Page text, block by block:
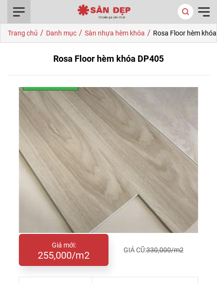
Trang chủ / Danh mục / Sàn nhựa hèm khóa / Rosa Floor hèm
Rosa Floor hèm khóa DP405
Giá mới:
255,000/m2 GIÁ CŨ:330,000/m2